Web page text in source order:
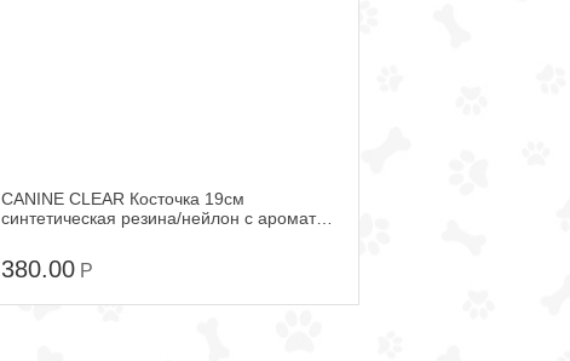
CANINE CLEAR Косточка 19см
синтетическая резина/нейлон с ароматом
380.00 Р